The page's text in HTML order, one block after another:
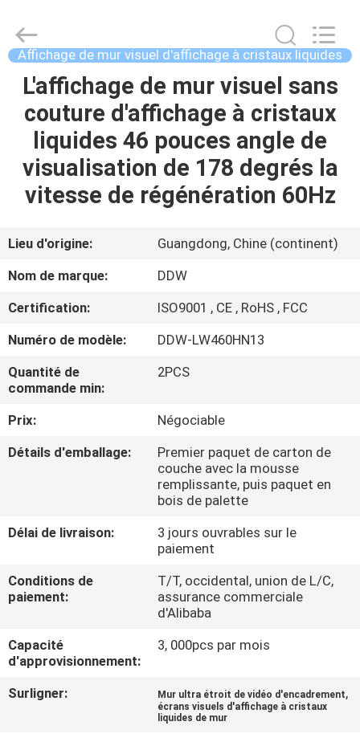
MAISON
PRODUITS
AU
DE
NOUS
VISITE
D'USINE
CONTRÔLE
DE
QUALITÉ
NOUS
NOUVELLES
DEMANDEZ
UNE
CITATION
Ltd..
All
Rights
Developed
Affichage de mur visuel d'affichage à cristaux liquides
L'affichage de mur visuel sans
couture d'affichage à cristaux
liquides 46 pouces angle de
visualisation de 178 degrés la
vitesse de régénération 60Hz
Lieu d'origine:
Guangdong, Chine (continent)
Nom de marque:
DDW
Certification:
ISO9001 , CE , RoHS , FCC
Numéro de modèle:
DDW-LW460HN13
Quantité de
commande min:
2PCS
Prix:
Négociable
Détails d'emballage:
Premier paquet de carton de
couche avec la mousse
remplissante, puis paquet en
bois de palette
Délai de livraison:
3 jours ouvrables sur le
paiement
Conditions de
paiement:
T/T, occidental, union de L/C,
assurance commerciale
d'Alibaba
Capacité
d'approvisionnement:
3, 000pcs par mois
Surligner: Mur ultra étroit de vidéo d'encadrement,
écrans visuels d'affichage à cristaux
liquides de mur